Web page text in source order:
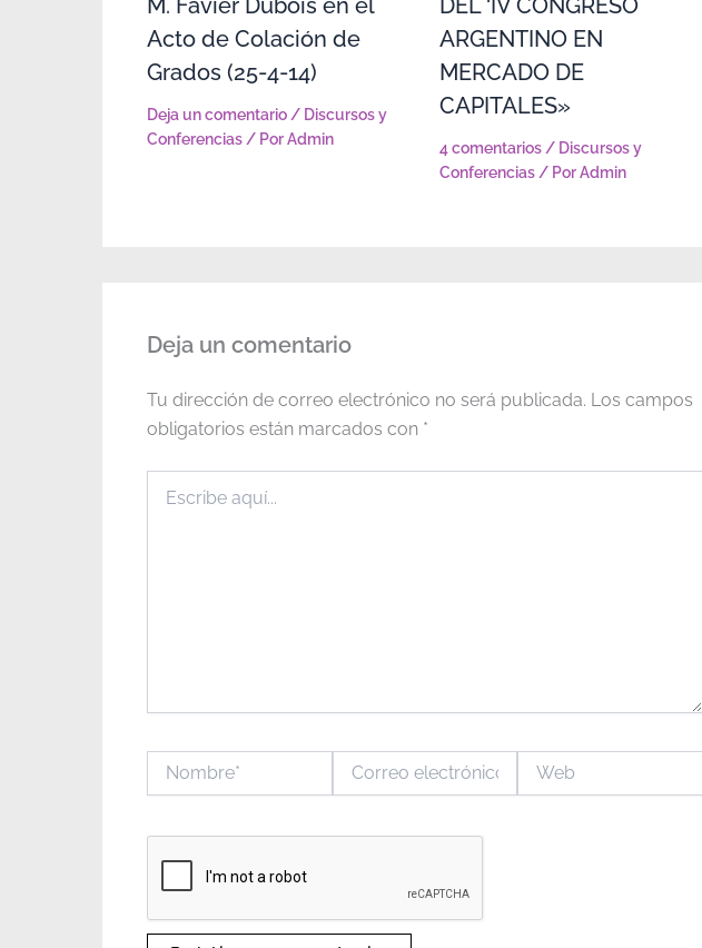
Acto de Colación de
Grados (25-4-14)
Deja un comentario / Discursos y
Conferencias / PorAdmin
ARGENTINO EN
MERCADO DE
CAPITALES»
4 comentarios / Discursos y
Conferencias/ PorAdmin
Deja un comentario
Tu dirección de correo electrónico no será publicada. Los campos
obligatorios están marcados con *
aquí...
electrónico*